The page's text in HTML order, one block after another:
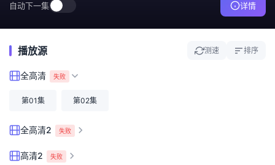
自动下一集 详情
播放源 测速 排序
全高清 失败
第01集 第02集
全高清2 失败
高清2 失败